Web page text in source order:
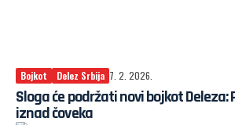
Bojkot Delez Srbija 7. 2. 2026.
Sloga će podržati novi bojkot
iznad čoveka